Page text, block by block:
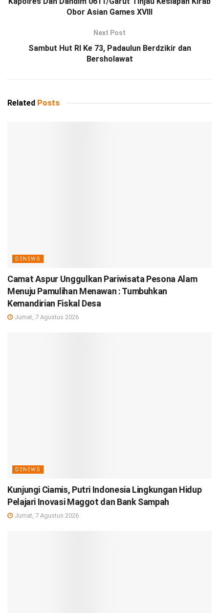
Obor Asian Games XVIII
Next Post
Sambut Hut RI Ke 73, Padaulun Berdzikir dan
Bersholawat
Related Posts
DENEWS
Camat Aspur Unggulkan Pariwisata Pesona Alam
Menuju Pamulihan Menawan : Tumbuhkan
Kemandirian Fiskal Desa
Jumat, 7 Agustus 2026
DENEWS
Kunjungi Ciamis, Putri Indonesia Lingkungan Hidup
Pelajari Inovasi Maggot dan Bank Sampah
Jumat, 7 Agustus 2026